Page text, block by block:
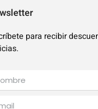
para recibir